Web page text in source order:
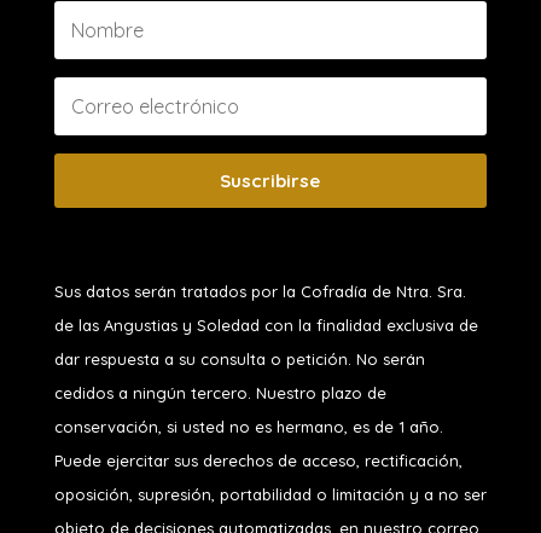
Suscribirse
Sus datos serán tratados por la Cofradía de Ntra. Sra.
de las Angustias y Soledad con la finalidad exclusiva de
dar respuesta a su consulta o petición. No serán
cedidos a ningún tercero. Nuestro plazo de
conservación, si usted no es hermano, es de 1 año.
Puede ejercitar sus derechos de acceso, rectificación,
oposición, supresión, portabilidad o limitación y a no ser
objeto de decisiones automatizadas, en nuestro correo